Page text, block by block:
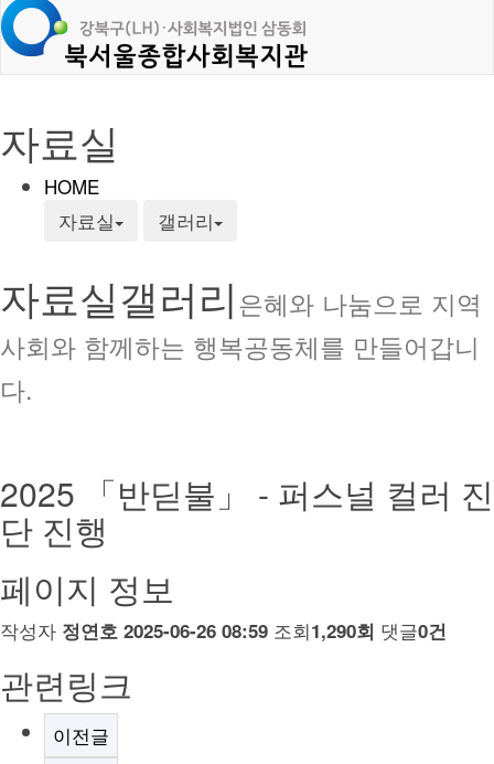
자료실
HOME
자료실
갤러리
자료실갤러리은혜와 나눔으로 지역
사회와 함께하는 행복공동체를 만들어갑니
다.
2025 「반딛불」 - 퍼스널 컬러 진
단 진행
페이지 정보
작성자 정연호 2025-06-26 08:59 조회1,290회 댓글0건
관련링크
이전글